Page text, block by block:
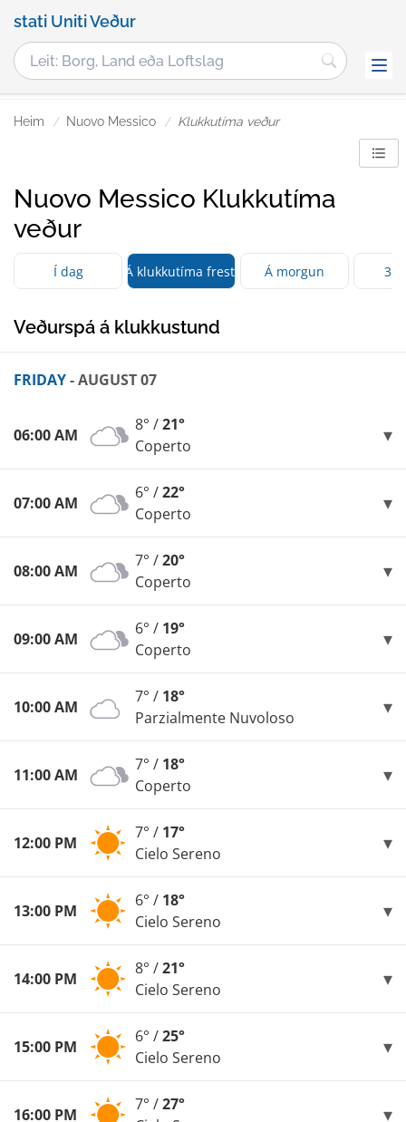
stati Uniti Veður
Heim Nuovo Messico Klukkutíma veður
Nuovo Messico Klukkutíma
veður
Í dag Á klukkutíma fresti Á morgun 3
Veðurspá á klukkustund
FRIDAY- AUGUST 07
06:00 AM
8° /21°
Coperto
07:00 AM
6° /22°
Coperto
08:00 AM
7° /20°
Coperto
09:00 AM
6° / 19°
Coperto
10:00 AM
7° / 18°
Parzialmente Nuvoloso
11:00 AM
7° / 18°
Coperto
12:00 PM
7° / 17°
Cielo Sereno
13:00 PM
6° / 18°
Cielo Sereno
14:00 PM
8° /21°
Cielo Sereno
15:00 PM
6° /25°
Cielo Sereno
16:00 PM
7° /27°